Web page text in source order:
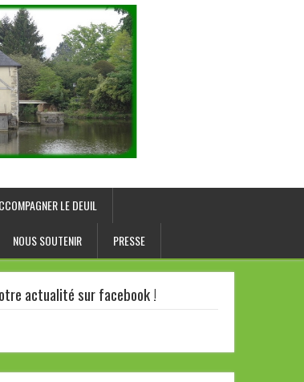
LE DEUIL
NOUS SOUTENIR PRESSE
actualité sur facebook !